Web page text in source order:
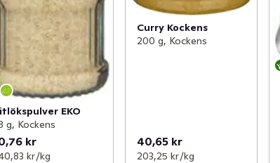
EKO
g, Kockens
kr
kr /kg
Curry Kockens
200 g, Kockens
40,65 kr
203,25 kr /kg